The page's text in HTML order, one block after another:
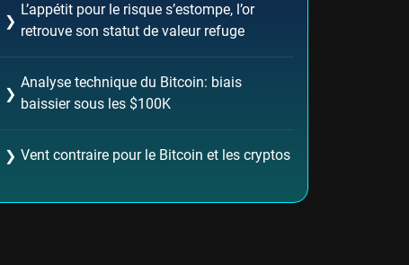
❯
L’appétit pour le risque s’estompe, l’or
retrouve son statut de valeur refuge
❯
Analyse technique du Bitcoin: biais
baissier sous les $100K
❯ Vent contraire pour le Bitcoin et les cryptos